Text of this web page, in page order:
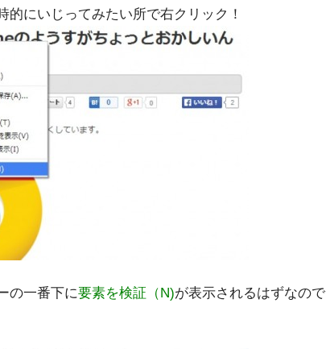
的にいじってみたい所で右クリック！
の一番下に要素を検証（N)が表示されるはずなので